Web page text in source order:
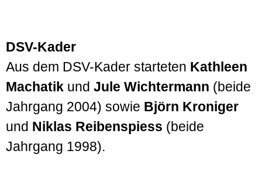
DSV-Kader
Aus dem DSV-Kader starteten Kathleen
Machatik und Jule Wichtermann (beide
Jahrgang 2004) sowie Björn Kroniger
und Niklas Reiben­spiess (beide
Jahrgang 1998).